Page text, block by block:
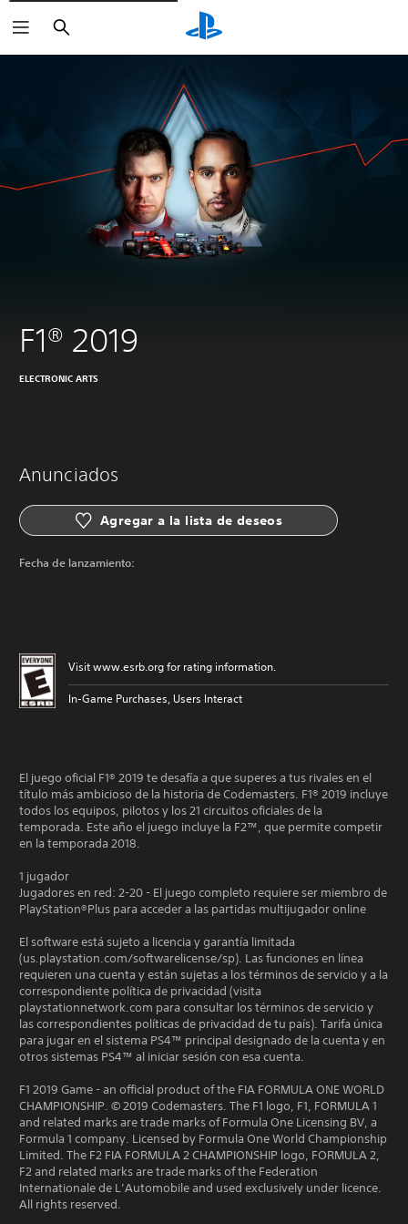
Buscar
F1® 2019
ELECTRONIC ARTS
Anunciados
Agregar a la lista de deseos
Fecha de lanzamiento:
Visit www.esrb.org for rating information.
In-Game Purchases, Users Interact
El juego oficial F1® 2019 te desafía a que superes a tus rivales en el
título más ambicioso de la historia de Codemasters. F1® 2019 incluye
todos los equipos, pilotos y los 21 circuitos oficiales de la
temporada. Este año el juego incluye la F2™, que permite competir
en la temporada 2018.
1 jugador
Jugadores en red: 2-20 - El juego completo requiere ser miembro de
PlayStation®Plus para acceder a las partidas multijugador online
El software está sujeto a licencia y garantía limitada
(us.playstation.com/softwarelicense/sp). Las funciones en línea
requieren una cuenta y están sujetas a los términos de servicio y a la
correspondiente política de privacidad (visita
playstationnetwork.com para consultar los términos de servicio y
las correspondientes políticas de privacidad de tu país). Tarifa única
para jugar en el sistema PS4™ principal designado de la cuenta y en
otros sistemas PS4™ al iniciar sesión con esa cuenta.
F1 2019 Game - an official product of the FIA FORMULA ONE WORLD
CHAMPIONSHIP. © 2019 Codemasters. The F1 logo, F1, FORMULA 1
and related marks are trade marks of Formula One Licensing BV, a
Formula 1 company. Licensed by Formula One World Championship
Limited. The F2 FIA FORMULA 2 CHAMPIONSHIP logo, FORMULA 2,
F2 and related marks are trade marks of the Federation
Internationale de L’Automobile and used exclusively under licence.
All rights reserved.